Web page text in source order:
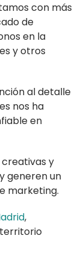
con más
de
en la
y otros
al detalle
nos ha
en
y
generen un
marketing.
,